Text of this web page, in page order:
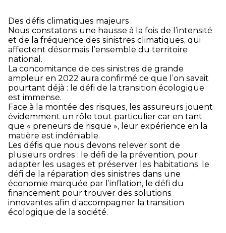
Des défis climatiques majeurs
Nous constatons une hausse à la fois de l’intensité
et de la fréquence des sinistres climatiques, qui
affectent désormais l’ensemble du territoire
national.
La concomitance de ces sinistres de grande
ampleur en 2022 aura confirmé ce que l’on savait
pourtant déjà : le défi de la transition écologique
est immense.
Face à la montée des risques, les assureurs jouent
évidemment un rôle tout particulier car en tant
que « preneurs de risque », leur expérience en la
matière est indéniable.
Les défis que nous devons relever sont de
plusieurs ordres : le défi de la prévention, pour
adapter les usages et préserver les habitations, le
défi de la réparation des sinistres dans une
économie marquée par l’inflation, le défi du
financement pour trouver des solutions
innovantes afin d’accompagner la transition
écologique de la société.